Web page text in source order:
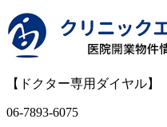
【ドクター専用ダイヤル】
06-7893-6075